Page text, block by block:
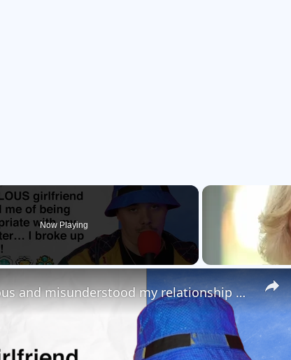
Now Playing
My girlfriend was overly jealous and misunderstood my relationship with my sister… so I broke up with her!